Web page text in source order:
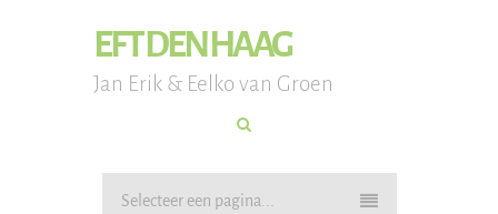
EFT DEN HAAG
Jan Erik & Eelko van Groen
Selecteer een pagina...